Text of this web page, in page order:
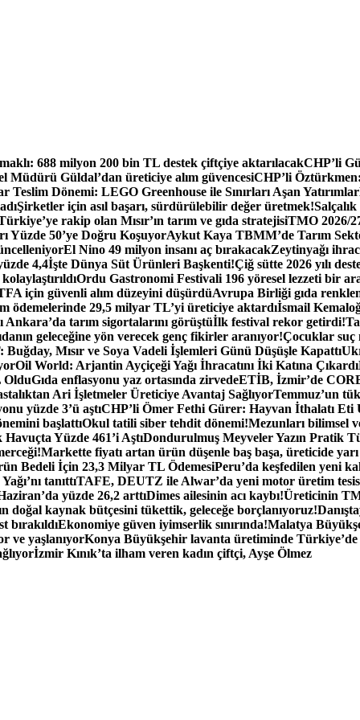
688 milyon 200 bin TL destek çiftçiye aktarılacakCHP’li
Müdürü Güldal’dan üreticiye alım güvencesiCHP’li
Teslim Dönemi: LEGO Greenhouse ile Sınırları Aşan Yatırımlar
Şirketler için asıl başarı, sürdürülebilir değer üretmek!
rakip olan Mısır’ın tarım ve gıda stratejisiTMO 2026/
Yüzde 50’ye Doğru KoşuyorAykut Kaya TBMM’de Tarım
El Nino 49 milyon insanı aç bırakacakZeytinyağı
4,4İşte Dünya Süt Ürünleri Başkenti!Çiğ sütte 2026 yılı
Ordu Gastronomi Festivali 196 yöresel lezzeti bir
için güvenli alım düzeyini düşürdüAvrupa Birliği gıda
ödemelerinde 29,5 milyar TL’yi üreticiye aktardıİsmail
Ankara’da tarım sigortalarını görüştüİlk festival rekor getirdi!
geleceğine yön verecek genç fikirler aranıyor!Çocuklar suç
Buğday, Mısır ve Soya Vadeli İşlemleri Günü Düşüşle Kapattı
Oil World: Arjantin Ayçiçeği Yağı İhracatını İki Katına Çıkardı
OlduGıda enflasyonu yaz ortasında zirvedeETİB, İzmir’de
Ari İşletmeler Üreticiye Avantaj SağlıyorTemmuz’un
yüzde 3’ü aştıCHP’li Ömer Fethi Gürer: Hayvan İthalatı Eti
başlattıOkul tatili siber tehdit dönemi!Mezunları bilimsel
Yüzde 461’i AştıDondurulmuş Meyveler Yazın Pratik
Markette fiyatı artan ürün düşenle baş başa, üreticide yarı
Bedeli İçin 23,3 Milyar TL ÖdemesiPeru’da keşfedilen yeni
tanıttıTAFE, DEUTZ ile Alwar’da yeni motor üretim
yüzde 26,2 arttıDimes ailesinin acı kaybı!Üreticinin
doğal kaynak bütçesini tükettik, geleceğe borçlanıyoruz!
bırakıldıEkonomiye güven iyimserlik sınırında!Malatya
ve yaşlanıyorKonya Büyükşehir lavanta üretiminde Türkiye’de
İzmir Kınık’ta ilham veren kadın çiftçi, Ayşe Ölmez